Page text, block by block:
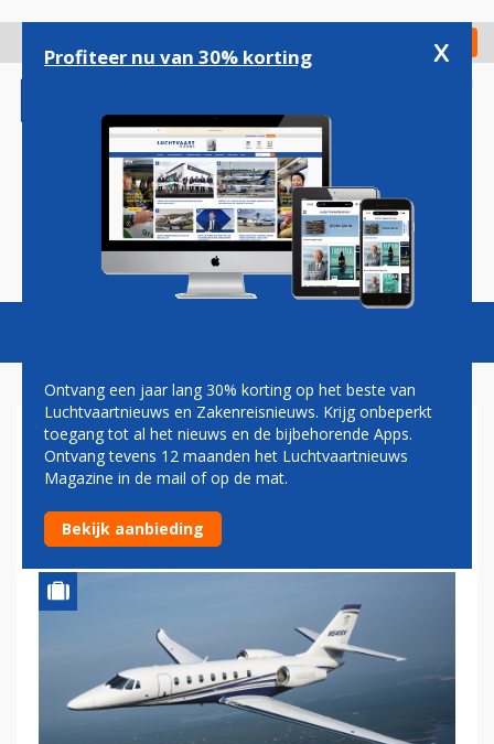
gaan
Check in
Magazine Podcasts Vacatures
VIERDE CESSNA CITATION
SOVEREIGN VOOR
ASL/JETNETHERLANDS
Profiteer nu van 30% korting x
Ontvang een jaar lang 30% korting op het beste van
Luchtvaartnieuws en Zakenreisnieuws. Krijg onbeperkt
toegang tot al het nieuws en de bijbehorende Apps.
Ontvang tevens 12 maanden het Luchtvaartnieuws
Magazine in de mail of op de mat.
Bekijk aanbieding